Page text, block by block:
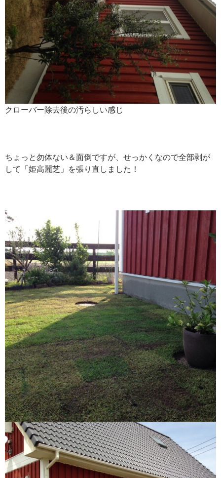
クローバー除去後の汚らしい感じ
ちょっと勿体ない＆面倒ですが、せっかくなので全部剥が
して「姫高麗芝」を張り直しました！